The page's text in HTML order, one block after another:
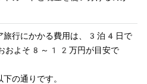
旅行にかかる費用は、3泊4日で
およそ8～12万円が目安で
の通りです。